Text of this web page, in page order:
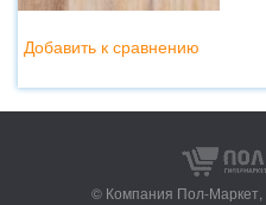
Добавить к сравнению
© Компания Пол-Маркет,